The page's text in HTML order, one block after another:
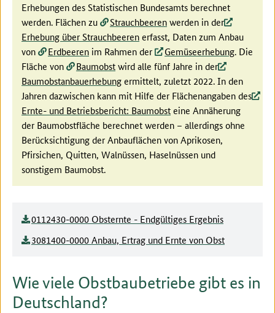
Erhebungen des Statistischen Bundesamts berechnet
werden. Flächen zu
Strauchbeerenwerden in der
Erhebung über Strauchbeerenerfasst, Daten zum Anbau
von
Erdbeeren im Rahmen der Gemüseerhebung. Die
Fläche von
Baumobstwird alle fünf Jahre in der
Baumobstanbauerhebungermittelt, zuletzt 2022. In den
Jahren dazwischen kann mit Hilfe der Flächenangaben des
Ernte- und Betriebsbericht: Baumobsteine Annäherung
der Baumobstfläche berechnet werden – allerdings ohne
Berücksichtigung der Anbauflächen von Aprikosen,
Pfirsichen, Quitten, Walnüssen, Haselnüssen und
sonstigem Baumobst.
0112430-0000 Obsternte - Endgültiges Ergebnis
3081400-0000 Anbau, Ertrag und Ernte von Obst
Wie viele Obstbaubetriebe gibt es in
Deutschland?